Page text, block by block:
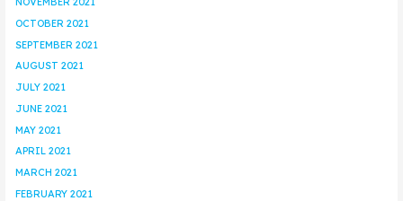
OCTOBER 2021
SEPTEMBER 2021
AUGUST 2021
JULY 2021
JUNE 2021
MAY 2021
APRIL 2021
MARCH 2021
FEBRUARY 2021